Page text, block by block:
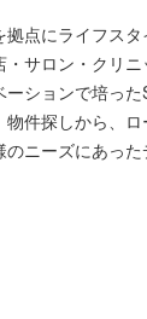
拠点にライフス
・サロン・クリニ
ーションで培っ
物件探しから、
のニーズにあっ